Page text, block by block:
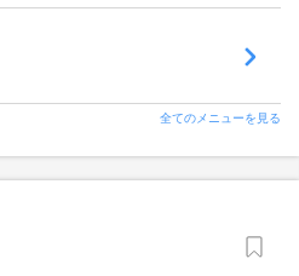
全てのメニューを見る